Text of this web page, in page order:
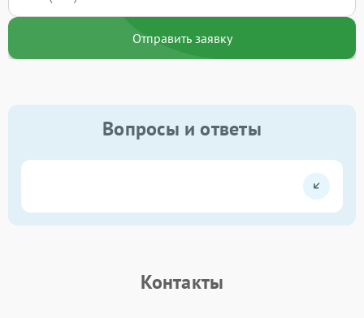
Отправить заявку
Вопросы и ответы
Контакты